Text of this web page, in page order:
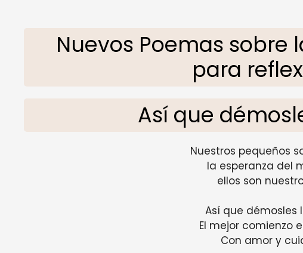
Nuevos Poemas sobre
para
Así que
Nuestros pequeños
la esperanza del
ellos son
Así que démosles
El mejor comienzo
Con amor y